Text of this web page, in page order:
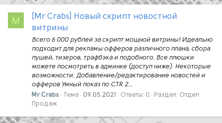
M
[Mr Crabs] Новый скрипт новостной
витрины
Всего 6 000 рублей за скрипт мощной витрины! Идеально
подходит для рекламы офферов различного плана, сбора
пушей, тизеров, трафбэка и подобного. Все плюшки
можете посмотреть в админке (доступ ниже). Некоторые
возможности: Добавление/редактирование новостей и
офферов Умный показ по CTR 2...
Mr Crabs
Тема 09.05.2021 Ответы: 0 Раздел: Отдел
Продаж